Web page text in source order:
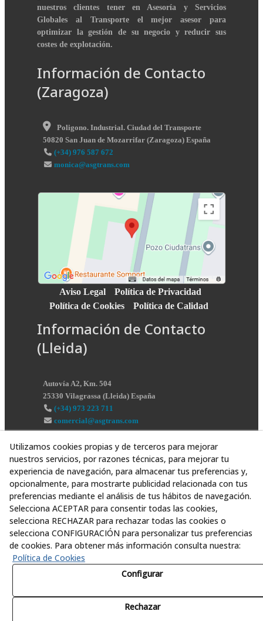
nuestros clientes tener en Asesoría y Servicios
Globales al Transporte el mejor asesor para
optimizar la gestión de su negocio y reducir sus
costes de explotación.
Información de Contacto
(Zaragoza)
Poligono. Industrial. Ciudad del Transporte
50820 San Juan de Mozarrifar (Zaragoza) España
(+34) 976 587 672
monica@asgtrans.com
Aviso Legal
Política de Privacidad
Política de Cookies
Política de Calidad
Información de Contacto
(Lleida)
Autovía A2, Km. 504
25330 Vilagrassa (Lleida) España
(+34) 973 223 711
comercial@asgtrans.com
Utilizamos cookies propias y de terceros para mejorar
nuestros servicios, por razones técnicas, para mejorar tu
experiencia de navegación, para almacenar tus preferencias y,
opcionalmente, para mostrarte publicidad relacionada con tus
preferencias mediante el análisis de tus hábitos de navegación.
Selecciona ACEPTAR para consentir todas las cookies,
selecciona RECHAZAR para rechazar todas las cookies o
selecciona CONFIGURACIÓN para personalizar tus preferencias
de cookies. Para obtener más información consulta nuestra:
Política de Cookies
Configurar
Rechazar